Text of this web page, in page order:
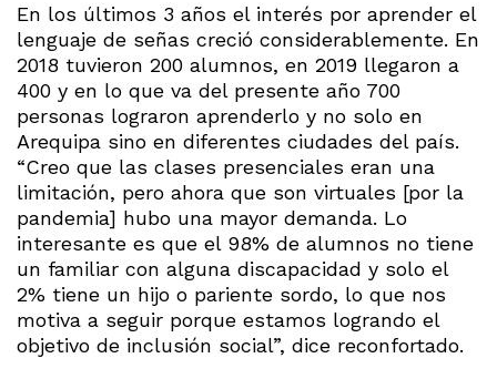
En los últimos 3 años el interés por aprender el
lenguaje de señas creció considerablemente. En
2018 tuvieron 200 alumnos, en 2019 llegaron a
400 y en lo que va del presente año 700
personas lograron aprenderlo y no solo en
Arequipa sino en diferentes ciudades del país.
“Creo que las clases presenciales eran una
limitación, pero ahora que son virtuales [por la
pandemia] hubo una mayor demanda. Lo
interesante es que el 98% de alumnos no tiene
un familiar con alguna discapacidad y solo el
2% tiene un hijo o pariente sordo, lo que nos
motiva a seguir porque estamos logrando el
objetivo de inclusión social”, dice reconfortado.